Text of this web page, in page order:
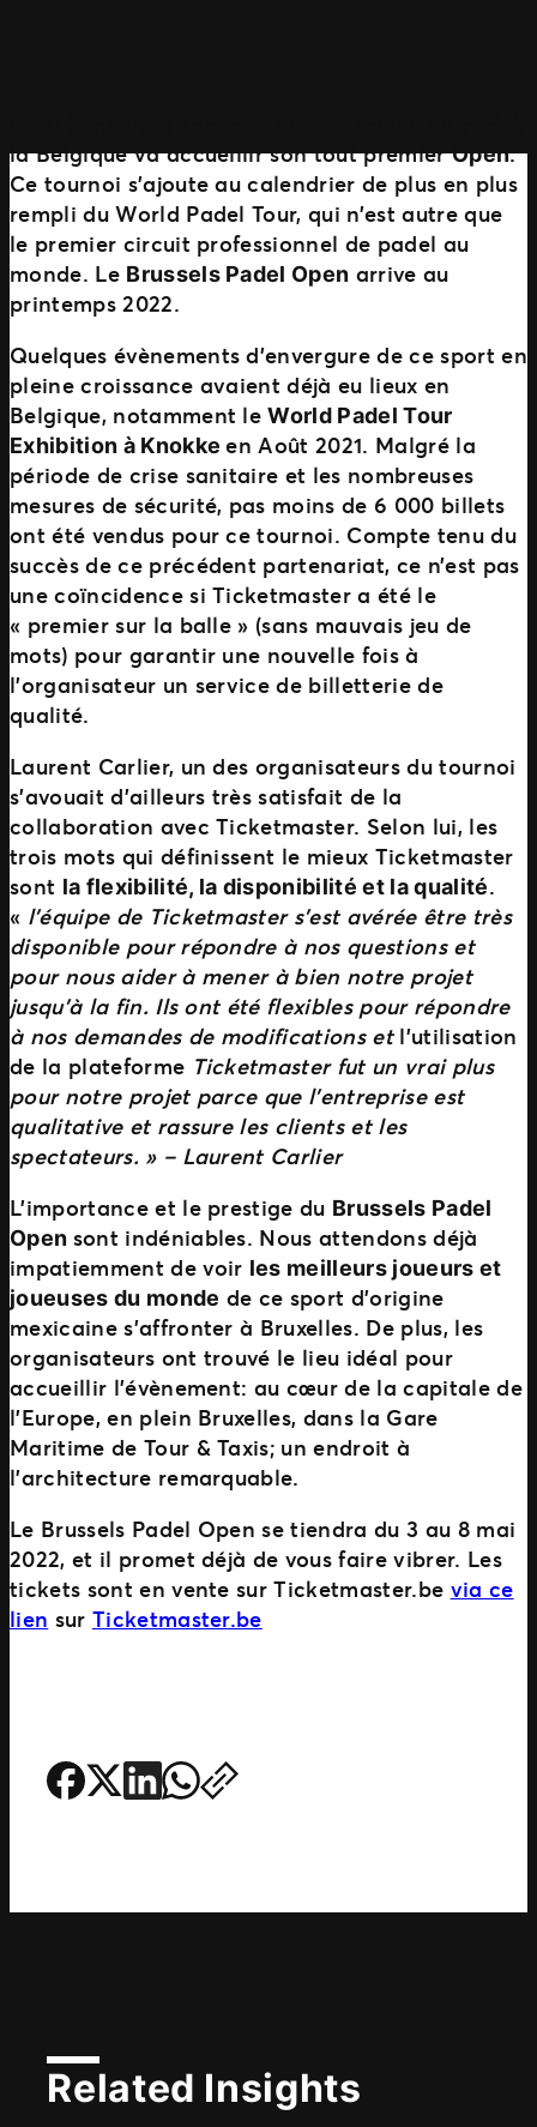
la Belgique va accueillir son tout premierOpen.
Ce tournoi s’ajoute au calendrier de plus en plus
rempli du World Padel Tour, qui n’est autre que
le premier circuit professionnel de padel au
monde. Le Brussels Padel Open arrive au
printemps 2022.
Quelques évènements d’envergure de ce sport en
pleine croissance avaient déjà eu lieux en
Belgique, notamment leWorld Padel Tour
Exhibition à Knokkeen Août 2021. Malgré la
période de crise sanitaire et les nombreuses
mesures de sécurité, pas moins de 6 000 billets
ont été vendus pour ce tournoi. Compte tenu du
succès de ce précédent partenariat, ce n’est pas
une coïncidence si Ticketmaster a été le
« premier sur la balle » (sans mauvais jeu de
mots) pour garantir une nouvelle fois à
l’organisateur un service de billetterie de
qualité.
Laurent Carlier, un des organisateurs du tournoi
s’avouait d’ailleurs très satisfait de la
collaboration avec Ticketmaster. Selon lui, les
trois mots qui définissent le mieux Ticketmaster
sont la flexibilité, la disponibilité et la qualité.
« l’équipe de Ticketmaster s’est avérée être très
disponible pour répondre à nos questions et
pour nous aider à mener à bien notre projet
jusqu’à la fin. Ils ont été flexibles pour répondre
à nos demandes de modifications etl’utilisation
de la plateforme Ticketmaster fut un vrai plus
pour notre projet parce que l’entreprise est
qualitative et rassure les clients et les
spectateurs. » – Laurent Carlier
L’importance et le prestige du Brussels Padel
Open sont indéniables. Nous attendons déjà
impatiemment de voir les meilleurs joueurs et
joueuses du monde de ce sport d’origine
mexicaine s’affronter à Bruxelles. De plus, les
organisateurs ont trouvé le lieu idéal pour
accueillir l’évènement: au cœur de la capitale de
l’Europe, en plein Bruxelles, dans la Gare
Maritime de Tour & Taxis; un endroit à
l’architecture remarquable.
Le Brussels Padel Open se tiendra du 3 au 8 mai
2022, et il promet déjà de vous faire vibrer. Les
tickets sont en vente sur Ticketmaster.be via ce
lien sur Ticketmaster.be
Related Insights